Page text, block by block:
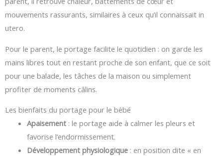
mouvements rassurants, similaires à ceux qu’il connaissait in
utero.
Pour le parent, le portage facilite le quotidien : on garde les
mains libres tout en restant proche de son enfant, que ce soit
pour une balade, les tâches de la maison ou simplement
profiter de moments câlins.
Les bienfaits du portage pour le bébé
Apaisement: le portage aide à calmer les pleurs et
favorise l’endormissement.
Développement physiologique: en position dite « en